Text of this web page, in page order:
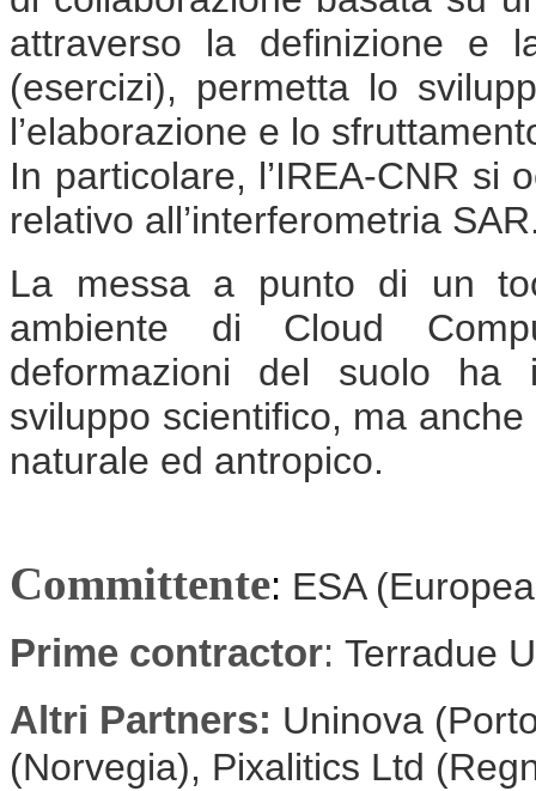
attraverso la definizione e
(esercizi), permetta lo
l’elaborazione e lo
In particolare, l’IREA-CNR si
relativo all’interferometria
La messa a punto di un
ambiente di Cloud
deformazioni del suolo ha
sviluppo scientifico, ma
naturale ed antropico.
Committente: ESA
Prime contractor: Terradue
Altri Partners: Uninova
(Norvegia), Pixalitics Ltd